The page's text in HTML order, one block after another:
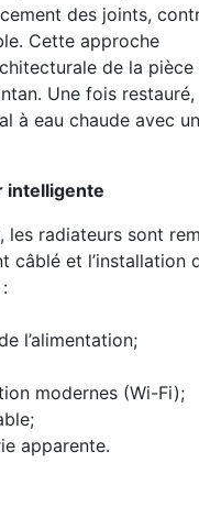
des joints,
Cette approche
de la
Une fois restauré,
à eau chaude avec
intelligente
radiateurs sont
et l’installation
l’alimentation;
modernes (Wi-Fi);
apparente.